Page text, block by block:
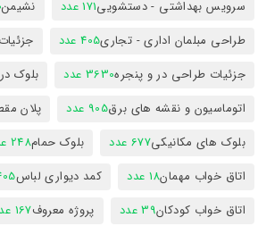
سرویس بهداشتی - دستشویی171 عدد نشیمن
طراحی مبلمان اداری - تجاری405 عدد
جزئیات طراحی در و پنجره3630 عدد بلوک
اتوماسیون و نقشه های برق905 عدد پلان
بلوک های مکانیکی677 عدد بلوک حمام248 عدد
اتاق خواب مهمان18 عدد کمد دیواری لباس405
اتاق خواب کودکان39 عدد پروژه معروف167 عدد